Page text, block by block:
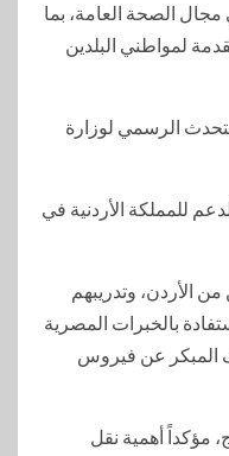
مجال الصحة العامة، بما
لمواطني البلدين
الرسمي لوزارة
للمملكة الأردنية في
الأردن، وتدريبهم
بالخبرات المصرية
المبكر عن فيروس
مؤكداً أهمية نقل